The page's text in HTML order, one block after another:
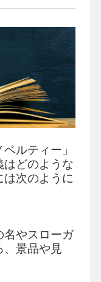
ルティー」
はどのような
は次のように
名やスローガ
、景品や見